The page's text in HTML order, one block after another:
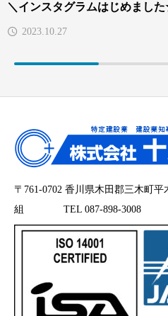
＼インスタグラムはじめまし
2023.10.27
〒761-0702 香川県木田郡三木町
組 TEL 087-898-3008